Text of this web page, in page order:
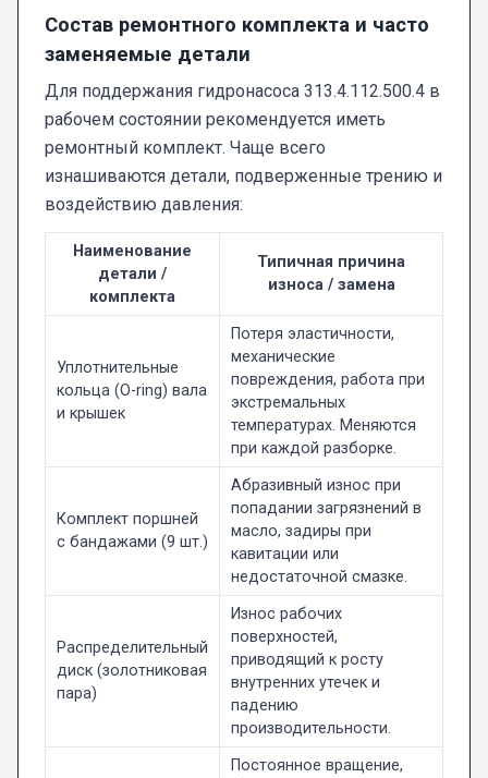
Состав ремонтного комплекта и часто
заменяемые детали
Для поддержания гидронасоса 313.4.112.500.4 в
рабочем состоянии рекомендуется иметь
ремонтный комплект. Чаще всего
изнашиваются детали, подверженные трению и
воздействию давления:
Наименование
детали /
комплекта
Типичная причина
износа / замена
Уплотнительные
кольца (O-ring) вала
и крышек
Потеря эластичности,
механические
повреждения, работа при
экстремальных
температурах. Меняются
при каждой разборке.
Комплект поршней
с бандажами (9 шт.)
Абразивный износ при
попадании загрязнений в
масло, задиры при
кавитации или
недостаточной смазке.
Распределительный
диск (золотниковая
пара)
Износ рабочих
поверхностей,
приводящий к росту
внутренних утечек и
падению
производительности.
Постоянное вращение,